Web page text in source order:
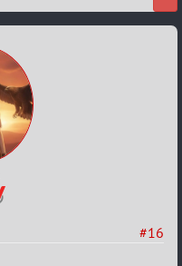
#16